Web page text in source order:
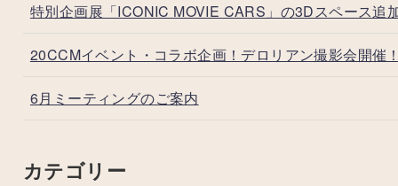
特別企画展「ICONIC MOVIE CARS」の3Dスペース追
20CCMイベント・コラボ企画！デロリアン撮影会開催
6月ミーティングのご案内
カテゴリー